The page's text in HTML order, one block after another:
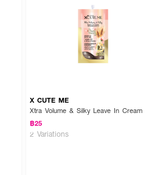
X CUTE ME
Xtra Volume & Silky Leave In Cream
฿25
2 Variations